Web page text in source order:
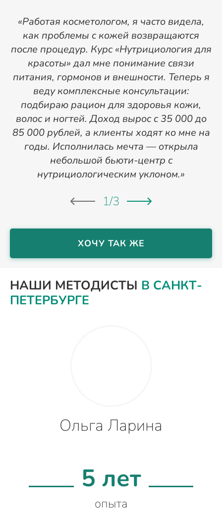
«Работая косметологом, я часто видела,
как проблемы с кожей возвращаются
после процедур. Курс «Нутрициология для
красоты» дал мне понимание связи
питания, гормонов и внешности. Теперь я
веду комплексные консультации:
подбираю рацион для здоровья кожи,
волос и ногтей. Доход вырос с 35 000 до
85 000 рублей, а клиенты ходят ко мне на
годы. Исполнилась мечта — открыла
небольшой бьюти-центр с
нутрициологическим уклоном.»
1/3
ХОЧУ ТАК ЖЕ
НАШИ МЕТОДИСТЫ В САНКТ-
ПЕТЕРБУРГЕ
Ольга Ларина
5 лет
опыта